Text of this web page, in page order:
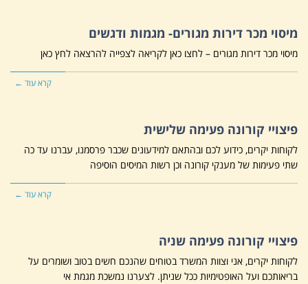
מיסוי מכר דירות מגורים- מגמות ודגשים
מיסוי מכר דירות מגורים – לחצו כאן לקריאה לצפייה להרצאה לחץ כאן
קרא עוד ←
פיצויי קורונה פעימה שלישית
לקוחות יקרים, כידוע לכם ובהתאם למידעונים שכבר פרסמנו, עברנו עד כה
שתי פעימות של מענקי קורונה וכן רשות המיסים הוסיפה
קרא עוד ←
פיצויי קורונה פעימה שניה
לקוחות יקרים, אני וצוות המשרד בטוחים שהנכם חשים בטוב ושומרים על
בריאותכם ועל האופטימיות ככל שניתן. לצערנו נמשכת מגמת אי